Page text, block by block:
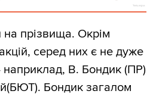
на прізвища. Окрім
серед них є не дуже
наприклад, В. Бондик (ПР)
Бондик загалом